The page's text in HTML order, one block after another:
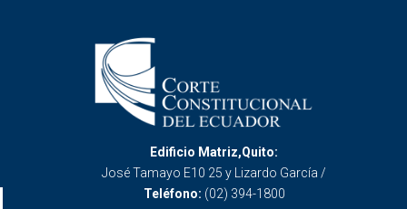
Edificio Matriz,Quito:
José Tamayo E10 25 y Lizardo García /
Teléfono: (02) 394-1800